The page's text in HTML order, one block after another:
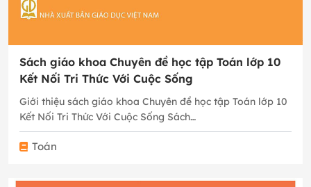
Sách giáo khoa Chuyên đề học tập Toán lớp 10
Kết Nối Tri Thức Với Cuộc Sống
Giới thiệu sách giáo khoa Chuyên đề học tập Toán lớp 10
Kết Nối Tri Thức Với Cuộc Sống Sách…
Toán